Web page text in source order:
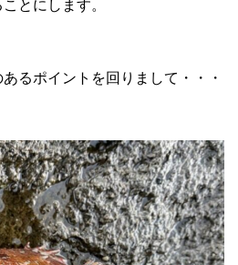
とにします。
るポイントを回りまして・・・